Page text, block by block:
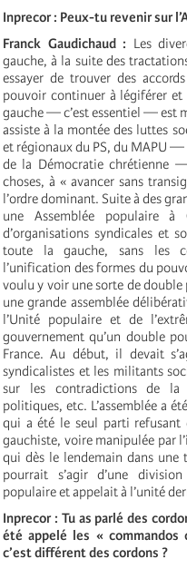
Inprecor : Peux-tu revenir sur
Franck Gaudichaud : Les
gauche, à la suite des
essayer de trouver des
pouvoir continuer à légiférer
gauche — c’est essentiel — est
assiste à la montée des luttes
et régionaux du PS, du MAPU
de la Démocratie chrétienne
choses, à « avancer sans
l’ordre dominant. Suite à des
une Assemblée populaire à
d’organisations syndicales et
toute la gauche, sans les
l’unification des formes du
voulu y voir une sorte de
une grande assemblée
l’Unité populaire et de
gouvernement qu’un double
France. Au début, il devait
syndicalistes et les militants
sur les contradictions de la
politiques, etc. L’assemblée a
qui a été le seul parti refusant
gauchiste, voire manipulée par
qui dès le lendemain dans
pourrait s’agir d’une
populaire et appelait à l’unité
Inprecor : Tu as parlé des
été appelé les « commandos
c’est différent des cordons ?